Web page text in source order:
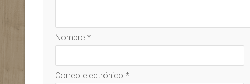
Nombre *
Correo electrónico *